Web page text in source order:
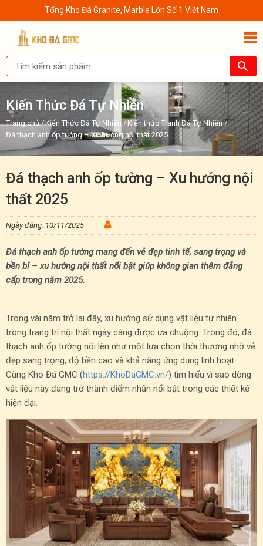
Tổng Kho Đá Granite, Marble Lớn Số 1 Việt Nam
Kiến Thức Đá Tự Nhiên
Trang chủ/Kiến Thức Đá Tự Nhiên / Kiến thức Tranh Đá Tự Nhiên /
Đá thạch anh ốp tường – Xu hướng nội thất 2025
Đá thạch anh ốp tường – Xu hướng nội
thất 2025
Ngày đăng: 10/11/2025
Đá thạch anh ốp tường mang đến vẻ đẹp tinh tế, sang trọng và
bền bỉ – xu hướng nội thất nổi bật giúp không gian thêm đẳng
cấp trong năm 2025.
Trong vài năm trở lại đây, xu hướng sử dụng vật liệu tự nhiên
trong trang trí nội thất ngày càng được ưa chuộng. Trong đó, đá
thạch anh ốp tường nổi lên như một lựa chọn thời thượng nhờ vẻ
đẹp sang trọng, độ bền cao và khả năng ứng dụng linh hoạt.
Cùng Kho Đá GMC (https://KhoDaGMC.vn/) tìm hiểu vì sao dòng
vật liệu này đang trở thành điểm nhấn nổi bật trong các thiết kế
hiện đại.